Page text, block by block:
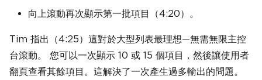
向上滾動再次顯示第一批項目（4:20）。
Tim 指出（4:25）這對於大型列表最理想—無需無限主控
台滾動。 您可以一次顯示 10 或 15 個項目，然後讓使用者
翻頁查看其餘項目。這解決了一次產生過多輸出的問題。